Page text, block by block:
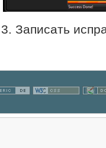
3. Записать